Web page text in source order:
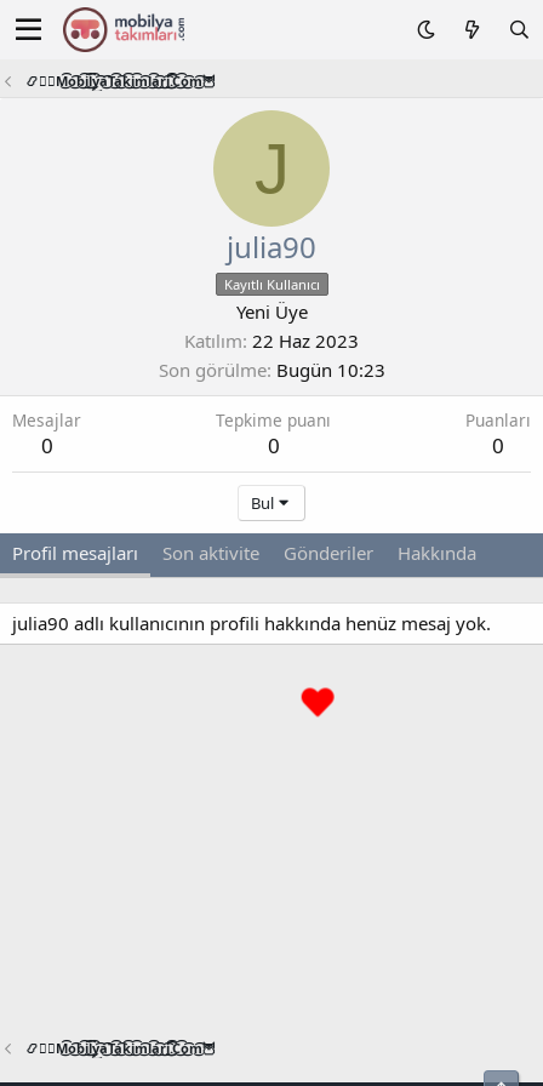
📿🧙‍♂️M͜͡o͜͡b͜͡i͜͡l͜͡y͜͡a͜͡T͜͡a͜͡k͜͡i͜͡m͜͡l͜͡a͜͡r͜͡i͜͡.͜͡C͜͡o͜͡m͜͡🦉
J
julia90
Kayıtlı Kullanıcı
Yeni Üye
Katılım 22 Haz 2023
Son görülme Bugün 10:23
Mesajlar
0
Tepkime puanı
0
Puanları
0
Bul
Profil mesajları Son aktivite Gönderiler Hakkında
julia90 adlı kullanıcının profili hakkında henüz mesaj yok.
📿🧙‍♂️M͜͡o͜͡b͜͡i͜͡l͜͡y͜͡a͜͡T͜͡a͜͡k͜͡i͜͡m͜͡l͜͡a͜͡r͜͡i͜͡.͜͡C͜͡o͜͡m͜͡🦉